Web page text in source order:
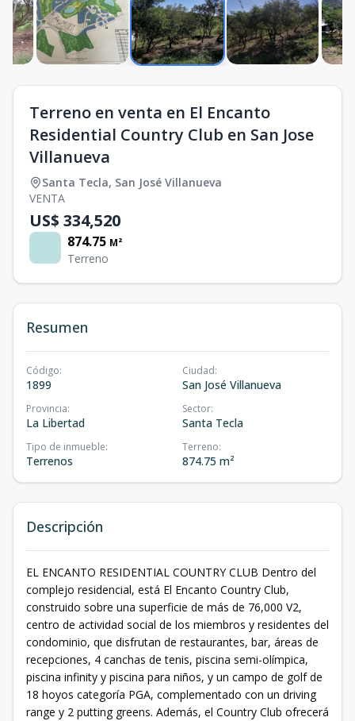
Terreno en venta en El Encanto
Residential Country Club en San Jose
Villanueva
Santa Tecla, San José Villanueva
VENTA
US$ 334,520
874.75 M²
Terreno
Resumen
Código:
1899
Ciudad:
San José Villanueva
Provincia:
La Libertad
Sector:
Santa Tecla
Tipo de inmueble:
Terrenos
Terreno:
874.75 m²
Descripción
EL ENCANTO RESIDENTIAL COUNTRY CLUB Dentro del
complejo residencial, está El Encanto Country Club,
construido sobre una superficie de más de 76,000 V2,
centro de actividad social de los miembros y residentes del
condominio, que disfrutan de restaurantes, bar, áreas de
recepciones, 4 canchas de tenis, piscina semi-olímpica,
piscina infinity y piscina para niños, y un campo de golf de
18 hoyos categoría PGA, complementado con un driving
range y 2 putting greens. Además, el Country Club ofrecerá